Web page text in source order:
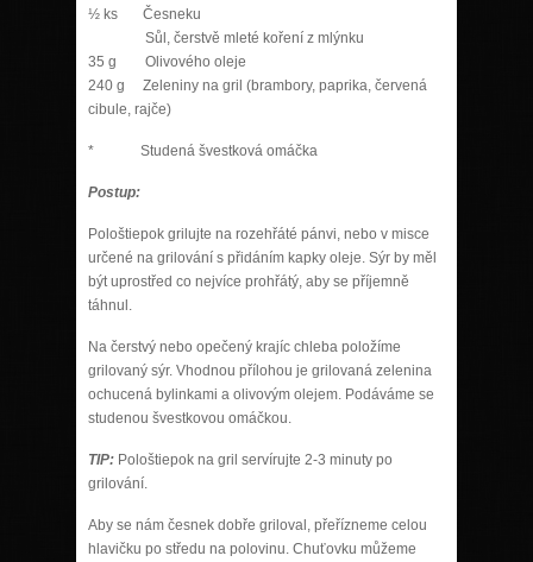
½ ks Česneku
Sůl, čerstvě mleté koření z mlýnku
35 g Olivového oleje
240 g Zeleniny na gril (brambory, paprika, červená
cibule, rajče)
* Studená švestková omáčka
Postup:
Pološtiepok grilujte na rozehřáté pánvi, nebo v misce
určené na grilování s přidáním kapky oleje. Sýr by měl
být uprostřed co nejvíce prohřátý, aby se příjemně
táhnul.
Na čerstvý nebo opečený krajíc chleba položíme
grilovaný sýr. Vhodnou přílohou je grilovaná zelenina
ochucená bylinkami a olivovým olejem. Podáváme se
studenou švestkovou omáčkou.
TIP: Pološtiepok na gril servírujte 2-3 minuty po
grilování.
Aby se nám česnek dobře griloval, přeřízneme celou
hlavičku po středu na polovinu. Chuťovku můžeme